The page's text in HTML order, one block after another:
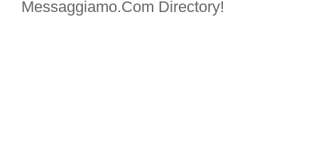
Messaggiamo.Com Directory!